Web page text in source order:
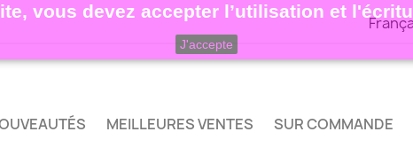
vous devez accepter l’utilisation et
J'accepte
MEILLEURES VENTES SUR COMMANDE